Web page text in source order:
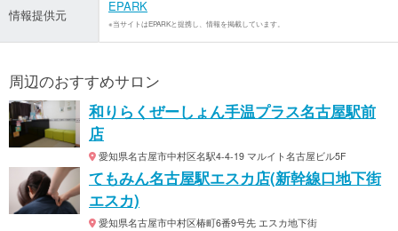
情報提供元
EPARK
※当サイトはEPARKと提携し、情報を掲載しています。
周辺のおすすめサロン
和りらくぜーしょん手温プラス名古屋駅前
店
愛知県名古屋市中村区名駅4-4-19 マルイト名古屋ビル5F
てもみん名古屋駅エスカ店(新幹線口地下街
エスカ)
愛知県名古屋市中村区椿町6番9号先 エスカ地下街